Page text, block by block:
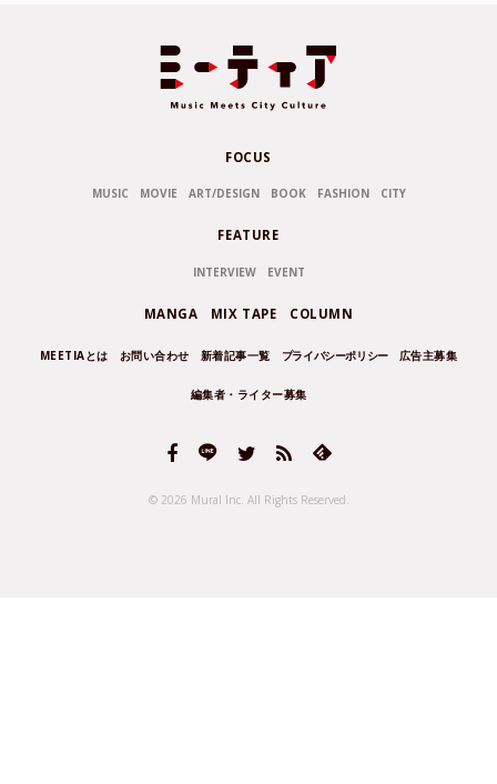
FOCUS
MUSIC MOVIE ART/DESIGN BOOK FASHION CITY
FEATURE
INTERVIEW EVENT
MANGA MIX TAPE COLUMN
MEETIAとは お問い合わせ 新着記事一覧 プライバシーポリシー 広告主募集
編集者・ライター募集
© 2026 Mural Inc. All Rights Reserved.